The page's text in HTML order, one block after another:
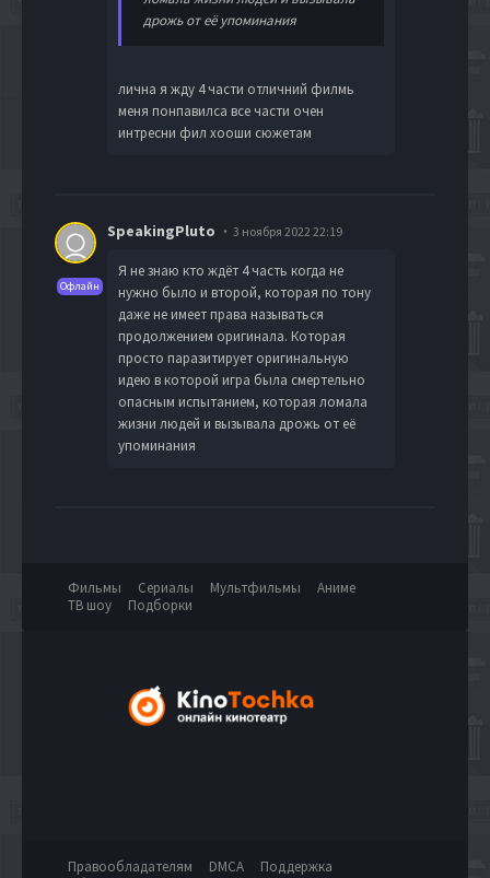
дрожь от её упоминания
лична я жду 4 части отличний филмь
меня понпавилса все части очен
интресни фил хооши сюжетам
Офлайн
SpeakingPluto 3 ноября 2022 22:19
Я не знаю кто ждёт 4 часть когда не
нужно было и второй, которая по тону
даже не имеет права называться
продолжением оригинала. Которая
просто паразитирует оригинальную
идею в которой игра была смертельно
опасным испытанием, которая ломала
жизни людей и вызывала дрожь от её
упоминания
Фильмы Сериалы Мультфильмы
Аниме
ТВ шоу
Подборки
Правообладателям DMCA
Поддержка